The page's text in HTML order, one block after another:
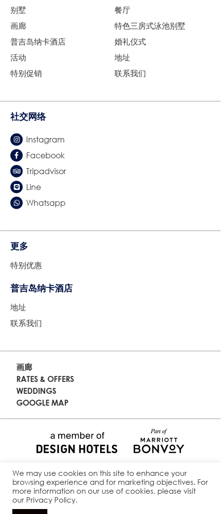
别墅
画廊
普吉岛纳卡酒店
活动
特别促销
餐厅
特色三房式泳池别墅
婚礼仪式
地址
联系我们
社交网络
Instagram
Facebook
Tripadvisor
Line
Whatsapp
更多
特别优惠
普吉岛纳卡酒店
地址
联系我们
画廊
RATES & OFFERS
WEDDINGS
GOOGLE MAP
2026 The Naka Phuket All rights reserved.
Website Designed & Developed by Travelanium
We may use cookies on this site to enhance your
browsing experience and for marketing objectives. For
more information on our use of cookies, please visit
our Privacy Policy.